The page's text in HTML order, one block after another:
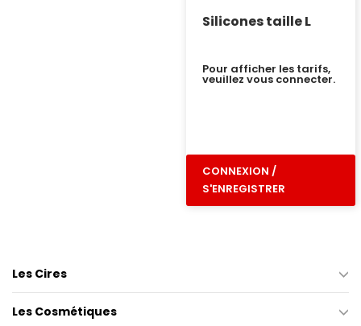
Silicones taille L
Pour afficher les tarifs,
veuillez vous connecter.
CONNEXION /
S'ENREGISTRER
Les Cires
Les Cosmétiques